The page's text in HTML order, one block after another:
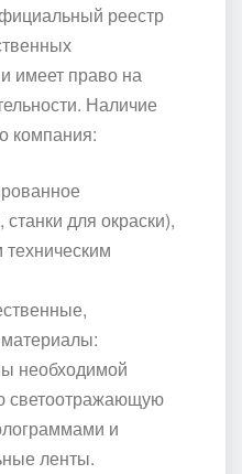
реестр
имеет право на
Наличие
компания:
для окраски),
необходимой
светоотражающую
и
ленты.